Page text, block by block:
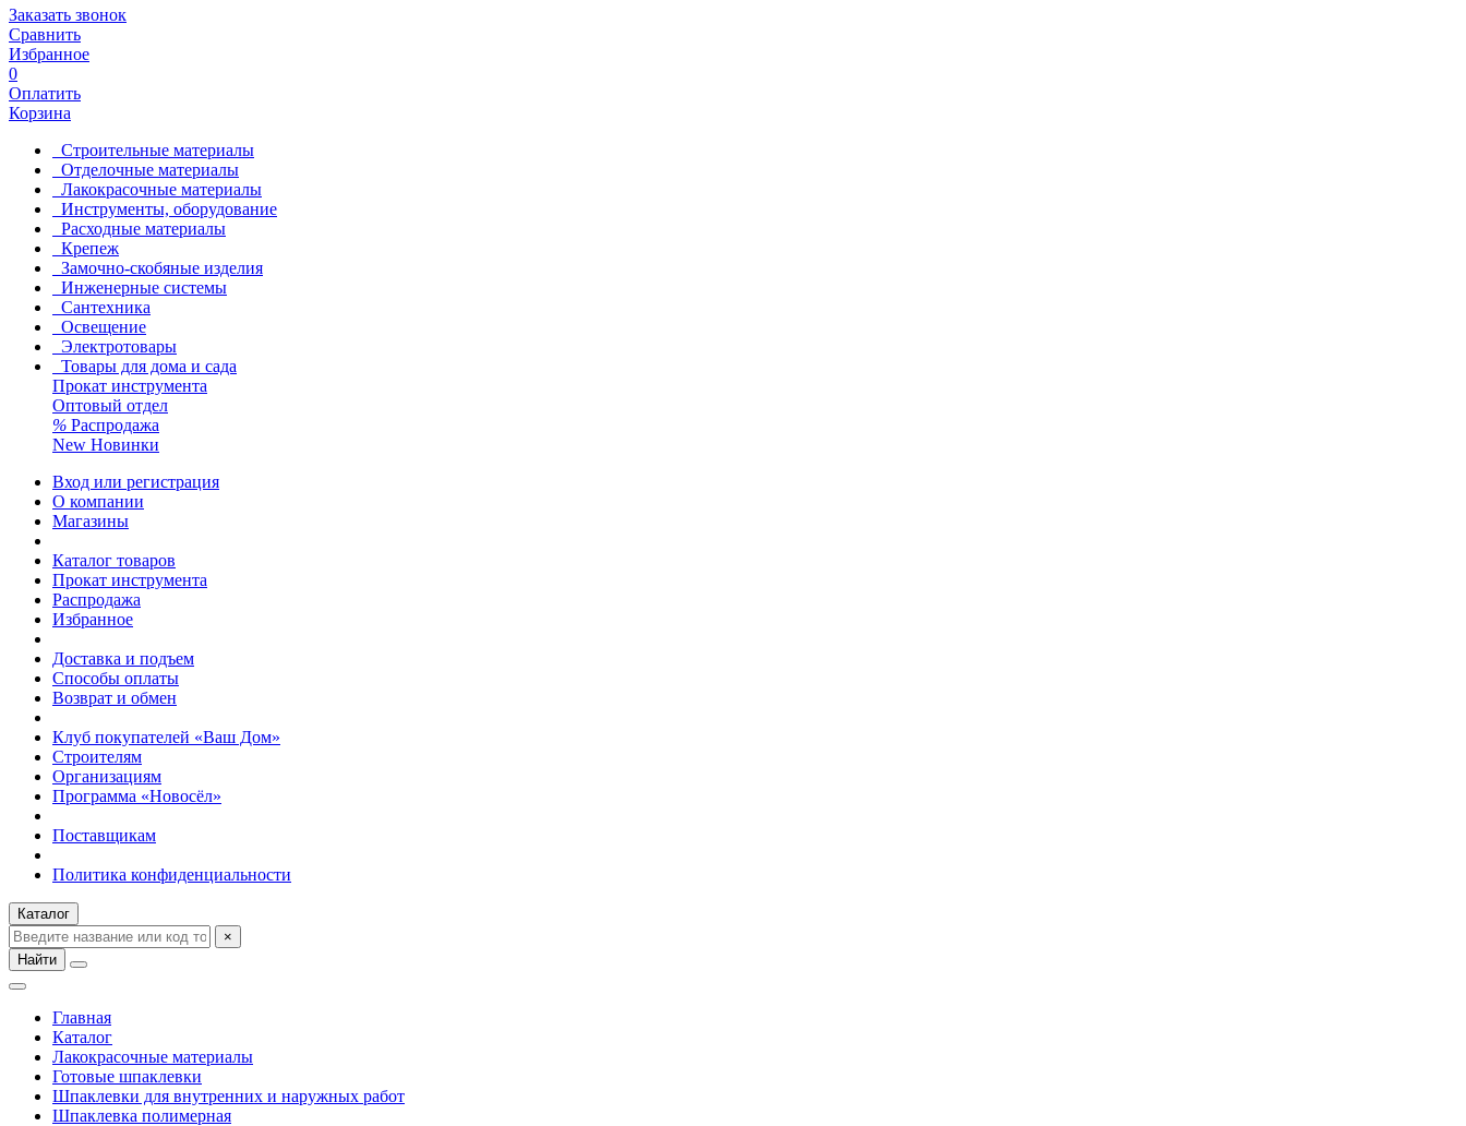
Заказать звонок
Сравнить
Избранное
0
Оплатить
Корзина
Строительные материалы
Отделочные материалы
Лакокрасочные материалы
Инструменты, оборудование
Расходные материалы
Крепеж
Замочно-скобяные изделия
Инженерные системы
Сантехника
Освещение
Электротовары
Товары для дома и сада
Прокат инструмента
Оптовый отдел
% Распродажа
New Новинки
Вход или регистрация
О компании
Магазины
Каталог товаров
Прокат инструмента
Распродажа
Избранное
Доставка и подъем
Способы оплаты
Возврат и обмен
Клуб покупателей «Ваш Дом»
Строителям
Организациям
Программа «Новосёл»
Поставщикам
Политика конфиденциальности
Каталог
×
Найти
Главная
Каталог
Лакокрасочные материалы
Готовые шпаклевки
Шпаклевки для внутренних и наружных работ
Шпаклевка полимерная